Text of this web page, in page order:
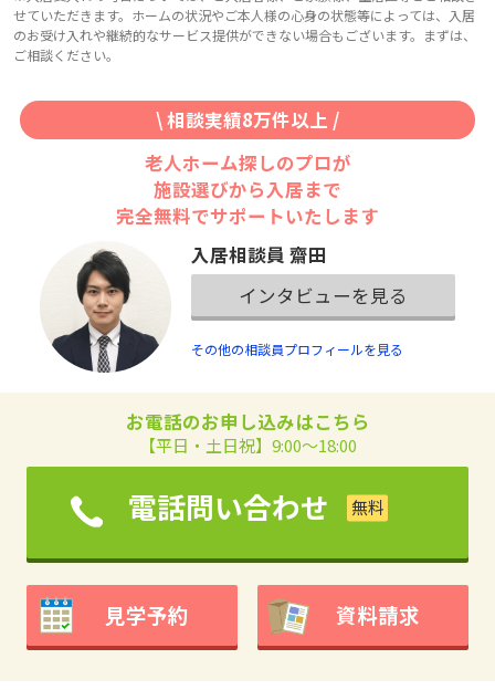
せていただきます。ホームの状況やご本人様の心身の状態等によっては、入居
のお受け入れや継続的なサービス提供ができない場合もございます。まずは、
ご相談ください。
\ 相談実績8万件以上 /
老人ホーム探しのプロが
施設選びから入居まで
完全無料でサポートいたします
入居相談員 齋田
インタビューを見る
その他の相談員プロフィールを見る
お電話のお申し込みはこちら
【平日・土日祝】9:00～18:00
電話問い合わせ
見学予約 資料請求